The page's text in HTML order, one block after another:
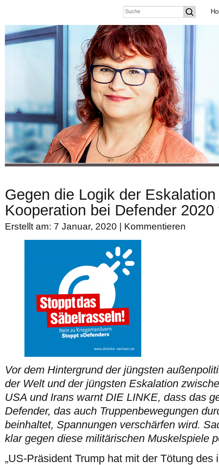
Gegen die Logik der
Kooperation bei Defender
Erstellt am: 7 Januar, 2020 | Kommentieren
Vor dem Hintergrund der jüngsten
der Welt und der jüngsten Eskalation
USA und Irans warnt DIE LINKE, dass das
Defender, das auch Truppenbewegungen
beinhaltet, Spannungen verschärfen wird.
klar gegen diese militärischen Muskelspiele
„US-Präsident Trump hat mit der Tötung des